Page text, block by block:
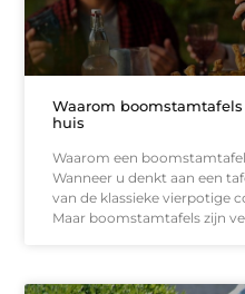
Waarom
huis
Waarom een
Wanneer u denkt aan een
van de klassieke vierpotige
Maar boomstamtafels zijn